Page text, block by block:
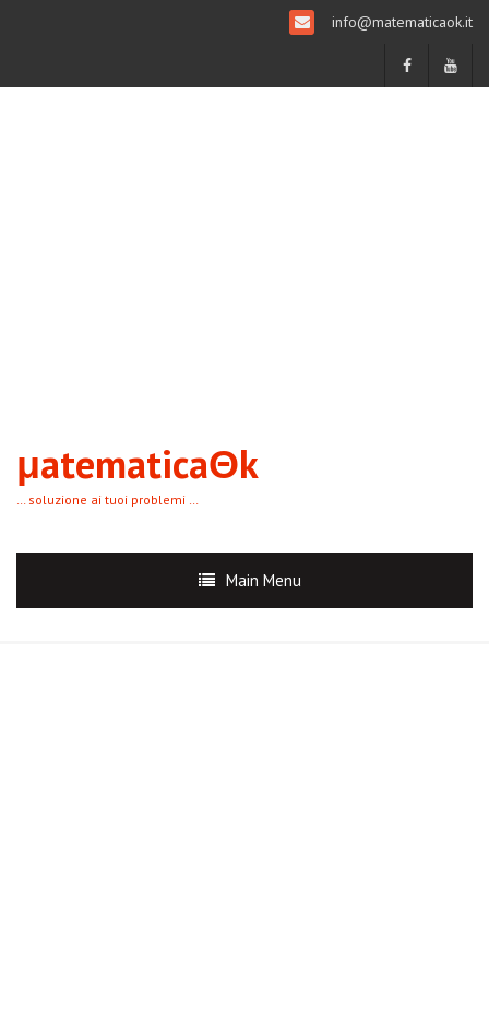
info@matematicaok.it
μatematicaΘk
… soluzione ai tuoi problemi …
Main Menu